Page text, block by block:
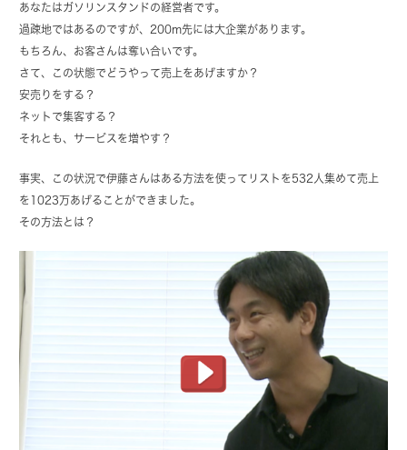
あなたはガソリンスタンドの経営者です。
過疎地ではあるのですが、200m先には大企業があります。
もちろん、お客さんは奪い合いです。
さて、この状態でどうやって売上をあげますか？
安売りをする？
ネットで集客する？
それとも、サービスを増やす？
事実、この状況で伊藤さんはある方法を使ってリストを532人集めて売上
を1023万あげることができました。
その方法とは？